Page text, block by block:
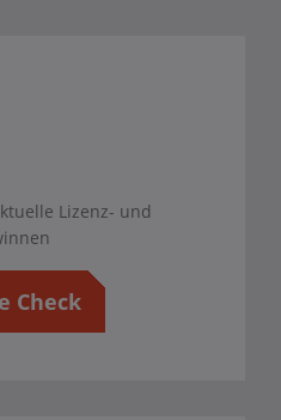
Lizenz- und
Check